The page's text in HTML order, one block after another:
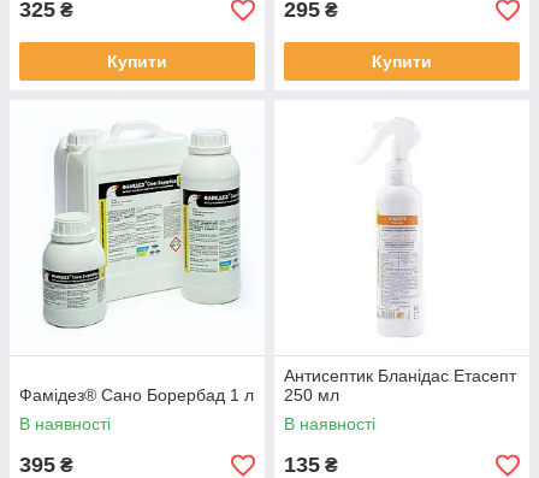
325 ₴
Купити
295 ₴
Купити
Фамідез® Сано Борербад 1 л
В наявності
395 ₴
Антисептик Бланідас Етасепт
250 мл
В наявності
135 ₴